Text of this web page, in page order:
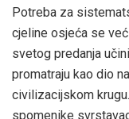
Potreba za
cjeline osjeća se
svetog predanja
promatraju kao dio
civilizacijskom
spomenike